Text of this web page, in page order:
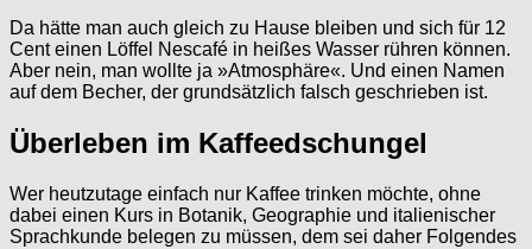
Da hätte man auch gleich zu Hause bleiben und sich für 12
Cent einen Löffel Nescafé in heißes Wasser rühren können.
Aber nein, man wollte ja »Atmosphäre«. Und einen Namen
auf dem Becher, der grundsätzlich falsch geschrieben ist.
Überleben im Kaffeedschungel
Wer heutzutage einfach nur Kaffee trinken möchte, ohne
dabei einen Kurs in Botanik, Geographie und italienischer
Sprachkunde belegen zu müssen, dem sei daher Folgendes